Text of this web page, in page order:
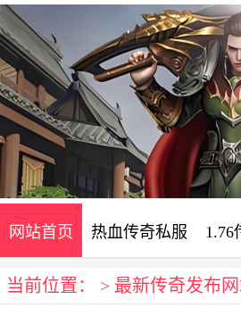
网站首页 热血传奇私服 1.76
当前位置： > 最新传奇发布